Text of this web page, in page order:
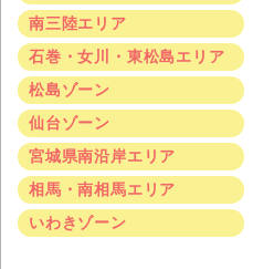
南三陸エリア
石巻・女川・東松島エリア
松島ゾーン
仙台ゾーン
宮城県南沿岸エリア
相馬・南相馬エリア
いわきゾーン